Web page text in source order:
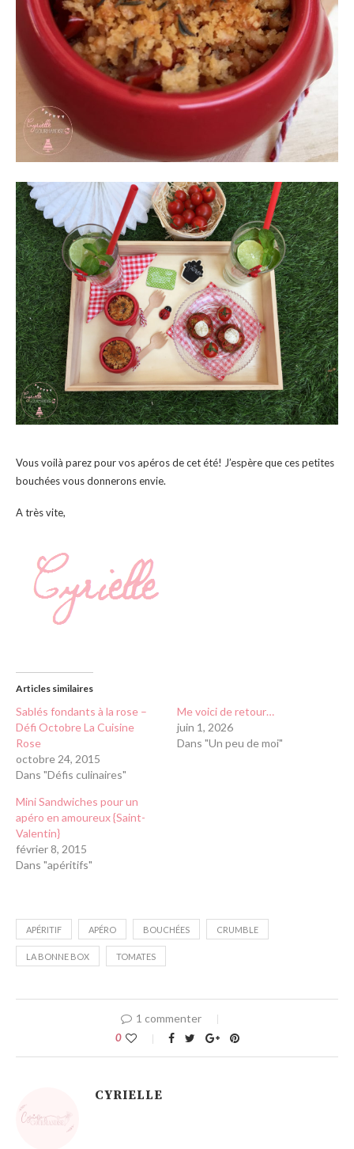
Vous voilà parez pour vos apéros de cet été! J’espère que ces petites
bouchées vous donnerons envie.
A très vite,
Articles similaires
Sablés fondants à la rose –
Défi Octobre La Cuisine
Rose
octobre 24, 2015
Dans "Défis culinaires"
Me voici de retour…
juin 1, 2026
Dans "Un peu de moi"
Mini Sandwiches pour un
apéro en amoureux {Saint-
Valentin}
février 8, 2015
Dans "apéritifs"
APÉRITIF APÉRO BOUCHÉES CRUMBLE
LA BONNE BOX TOMATES
1 commenter
0
CYRIELLE